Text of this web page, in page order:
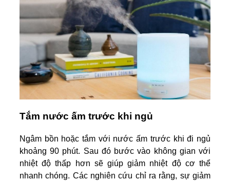
Tắm nước ấm trước khi ngủ
Ngâm bồn hoặc tắm với nước ấm trước khi đi ngủ
khoảng 90 phút. Sau đó bước vào không gian với
nhiệt độ thấp hơn sẽ giúp giảm nhiệt độ cơ thể
nhanh chóng. Các nghiên cứu chỉ ra rằng, sự giảm